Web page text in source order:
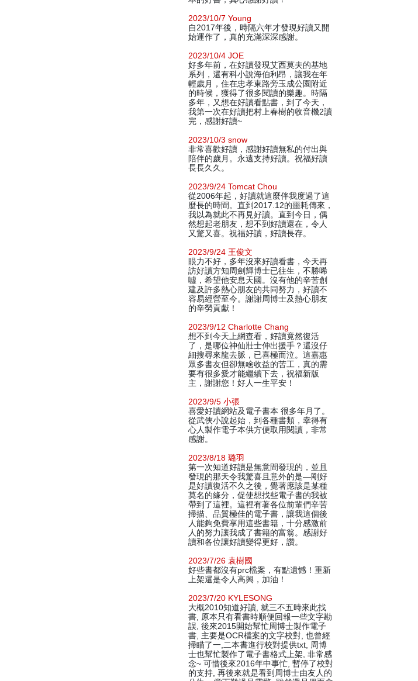
2023/10/7 Young
自2017年後，時隔六年才發現好讀又開
始運作了，真的充滿深深感謝。
2023/10/4 JOE
好多年前，在好讀發現艾西莫夫的基地
系列，還有科小說海伯利昂，讓我在年
輕歲月，住在忠孝東路旁玉成公園附近
的時候，獲得了很多閱讀的樂趣。時隔
多年，又想在好讀看點書，到了今天，
我第一次在好讀把村上春樹的收音機2讀
完，感謝好讀~
2023/10/3 snow
非常喜歡好讀，感謝好讀無私的付出與
陪伴的歲月。永遠支持好讀。祝福好讀
長長久久。
2023/9/24 Tomcat Chou
從2006年起，好讀就這麼伴我度過了這
麼長的時間。直到2017.12的噩耗傳來，
我以為就此不再見好讀。直到今日，偶
然想起老朋友，想不到好讀還在，令人
又驚又喜。祝福好讀，好讀長存。
2023/9/24 王俊文
眼力不好，多年沒來好讀看書，今天再
訪好讀方知周劍輝博士已往生，不勝唏
噓，希望他安息天國。沒有他的辛苦創
建及許多熱心朋友的共同努力，好讀不
容易經營至今。謝謝周博士及熱心朋友
的辛勞貢獻！
2023/9/12 Charlotte Chang
想不到今天上網查看，好讀竟然復活
了，是哪位神仙壯士伸出援手？還沒仔
細搜尋來龍去脈，已喜極而泣。這嘉惠
眾多書友但卻無啥收益的苦工，真的需
要有很多愛才能繼續下去，祝福新版
主，謝謝您！好人一生平安！
2023/9/5 小張
喜愛好讀網站及電子書本 很多年月了。
從武俠小說起始，到各種書類，幸得有
心人製作電子本供方便取用閱讀，非常
感謝。
2023/8/18 璐羽
第一次知道好讀是無意間發現的，並且
發現的那天令我驚喜且意外的是—剛好
是好讀復活不久之後，覺著應該是某種
莫名的緣分，促使想找些電子書的我被
帶到了這裡。這裡有著各位前輩們辛苦
掃描、品質極佳的電子書，讓我這個後
人能夠免費享用這些書籍，十分感激前
人的努力讓我成了書籍的富翁。感謝好
讀和各位讓好讀變得更好，讚。
2023/7/26 袁樹國
好些書都沒有prc檔案，有點遺憾！重新
上架還是令人高興，加油！
2023/7/20 KYLESONG
大概2010知道好讀, 就三不五時來此找
書, 原本只有看書時順便回報一些文字勘
誤, 後來2015開始幫忙周博士製作電子
書, 主要是OCR檔案的文字校對, 也曾經
掃瞄了一,二本書進行校對提供txt, 周博
士也幫忙製作了電子書格式上架, 非常感
念~ 可惜後來2016年中事忙, 暫停了校對
的支持, 再後來就是看到周博士由友人的